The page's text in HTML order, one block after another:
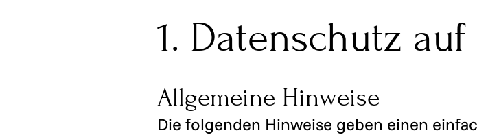
1. Datenschutz
Allgemeine Hinweise
Die folgenden Hinweise geben einen